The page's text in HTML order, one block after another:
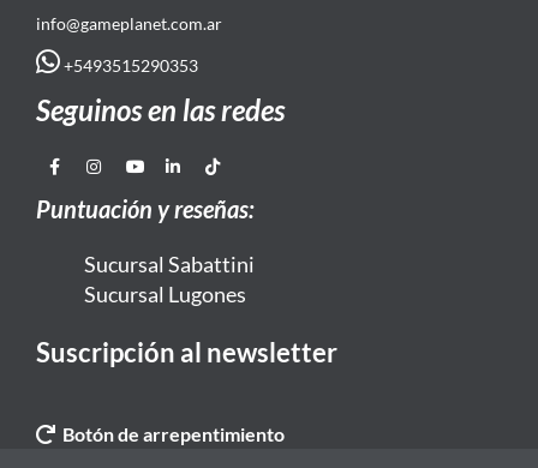
info@gameplanet.com.ar
+5493515290353
Seguinos en las redes
Puntuación y reseñas:
Sucursal Sabattini
Sucursal Lugones
Suscripción al newsletter
Botón de arrepentimiento